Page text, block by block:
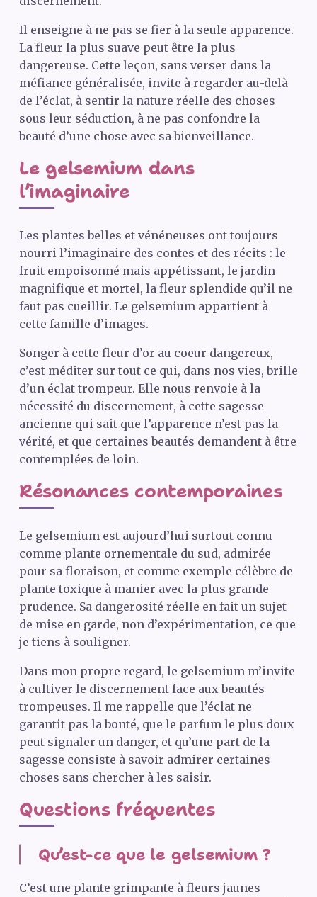
Il enseigne à ne pas se fier à la seule apparence.
La fleur la plus suave peut être la plus
dangereuse. Cette leçon, sans verser dans la
méfiance généralisée, invite à regarder au-delà
de l’éclat, à sentir la nature réelle des choses
sous leur séduction, à ne pas confondre la
beauté d’une chose avec sa bienveillance.
Le gelsemium dans
l’imaginaire
Les plantes belles et vénéneuses ont toujours
nourri l’imaginaire des contes et des récits : le
fruit empoisonné mais appétissant, le jardin
magnifique et mortel, la fleur splendide qu’il ne
faut pas cueillir. Le gelsemium appartient à
cette famille d’images.
Songer à cette fleur d’or au coeur dangereux,
c’est méditer sur tout ce qui, dans nos vies, brille
d’un éclat trompeur. Elle nous renvoie à la
nécessité du discernement, à cette sagesse
ancienne qui sait que l’apparence n’est pas la
vérité, et que certaines beautés demandent à être
contemplées de loin.
Résonances contemporaines
Le gelsemium est aujourd’hui surtout connu
comme plante ornementale du sud, admirée
pour sa floraison, et comme exemple célèbre de
plante toxique à manier avec la plus grande
prudence. Sa dangerosité réelle en fait un sujet
de mise en garde, non d’expérimentation, ce que
je tiens à souligner.
Dans mon propre regard, le gelsemium m’invite
à cultiver le discernement face aux beautés
trompeuses. Il me rappelle que l’éclat ne
garantit pas la bonté, que le parfum le plus doux
peut signaler un danger, et qu’une part de la
sagesse consiste à savoir admirer certaines
choses sans chercher à les saisir.
Questions fréquentes
Qu’est-ce que le gelsemium ?
C’est une plante grimpante à fleurs jaunes